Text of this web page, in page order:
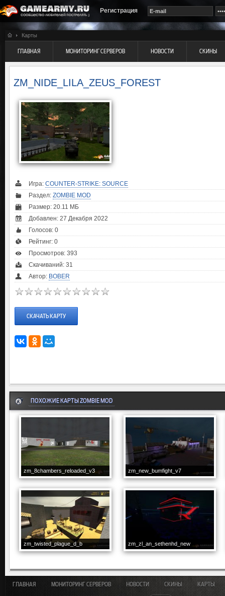
Регистрация
Карты
ГЛАВНАЯ МОНИТОРИНГ СЕРВЕРОВ НОВОСТИ СКИНЫ
ZM_NIDE_LILA_ZEUS_FOREST
Игра: COUNTER-STRIKE: SOURCE
Раздел: ZOMBIE MOD
Размер: 20.11 МБ
Добавлен: 27 Декабря 2022
Голосов: 0
Рейтинг: 0
Просмотров: 393
Скачиваний: 31
Автор: BOBER
СКАЧАТЬ КАРТУ
ПОХОЖИЕ КАРТЫ ZOMBIE MOD
zm_8chambers_reloaded_v3 zm_new_bumfight_v7
zm_twisted_plague_d_b zm_zl_an_sethenhd_new
ГЛАВНАЯ МОНИТОРИНГ СЕРВЕРОВ НОВОСТИ СКИНЫ КАРТЫ